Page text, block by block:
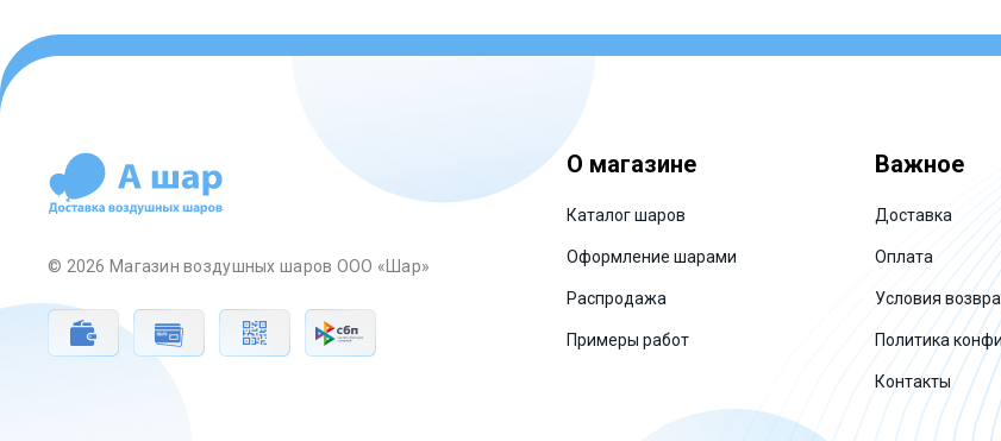
© 2026 Магазин воздушных шаров ООО «Шар»
О магазине
Каталог шаров
Оформление шарами
Распродажа
Примеры работ
Важное
Доставка
Оплата
Условия
Политика
Контакты